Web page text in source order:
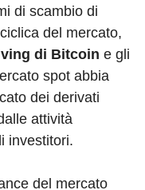
di scambio di
del mercato,
di Bitcoin e gli
spot abbia
dei derivati
attività
investitori.
del mercato